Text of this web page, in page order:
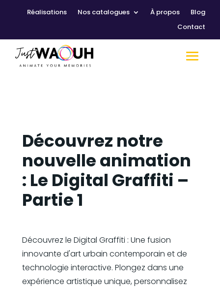
Réalisations Nos catalogues À propos
Blog
Contact
Découvrez notre
nouvelle animation
: Le Digital Graffiti –
Partie 1
Découvrez le Digital Graffiti : Une fusion
innovante d'art urbain contemporain et de
technologie interactive. Plongez dans une
expérience artistique unique, personnalisez